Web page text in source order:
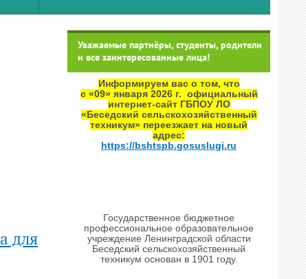
для
Уважаемые партнёры, студенты, родители
и все заинтересованные лица!
Информируем вас о том, что
с «09» января 2026 г. официальный
интернет‑сайт ГБПОУ ЛО
«Беседский сельскохозяйственный
техникум» переезжает на новый
адрес:
https://bshtspb.gosuslugi.ru
Государственное бюджетное
профессиональное образовательное
учреждение Ленинградской области
Беседский сельскохозяйственный
техникум основан в 1901 году.